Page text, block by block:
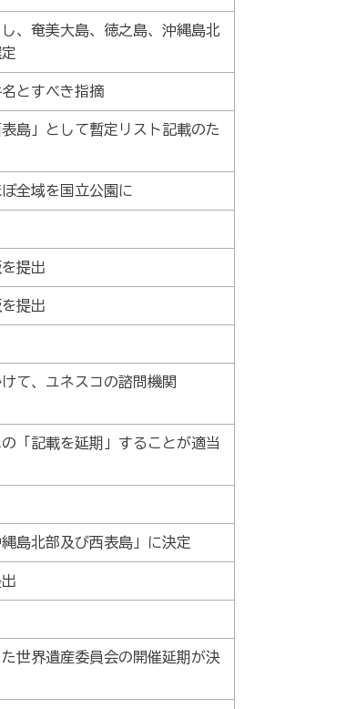
、奄美大島、徳之島、沖縄島北
とすべき指摘
島」として暫定リスト記載のた
全域を国立公園に
提出
提出
て、ユネスコの諮問機関
「記載を延期」することが適当
島北部及び西表島」に決定
世界遺産委員会の開催延期が決